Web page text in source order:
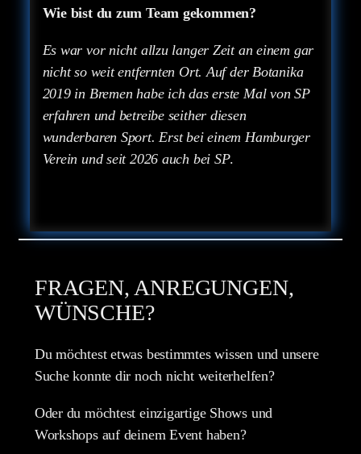
Wie bist du zum Team gekommen?
Es war vor nicht allzu langer Zeit an einem gar
nicht so weit entfernten Ort. Auf der Botanika
2019 in Bremen habe ich das erste Mal von SP
erfahren und betreibe seither diesen
wunderbaren Sport. Erst bei einem Hamburger
Verein und seit 2026 auch bei SP.
FRAGEN, ANREGUNGEN,
WÜNSCHE?
Du möchtest etwas bestimmtes wissen und unsere
Suche konnte dir noch nicht weiterhelfen?
Oder du möchtest einzigartige Shows und
Workshops auf deinem Event haben?